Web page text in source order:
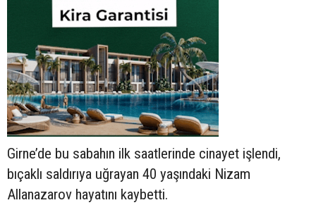
Girne’de bu sabahın ilk saatlerinde cinayet işlendi,
bıçaklı saldırıya uğrayan 40 yaşındaki Nizam
Allanazarov hayatını kaybetti.